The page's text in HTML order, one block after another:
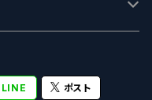
ーターズ
LINE ポスト